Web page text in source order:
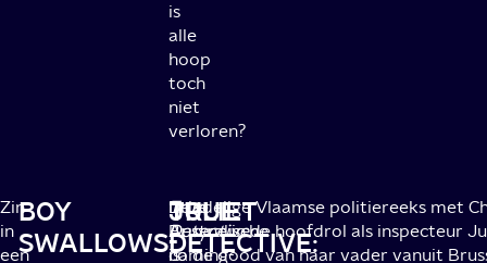
is
alle
hoop
toch
niet
verloren?
Zin
in
een
BOY
SWALLOWS
Deze
Australische
coming-
TRUE
DETECTIVE:
True
Detective
is
JULIET
-
Driedelige Vlaamse politiereeks met
Bruyne in de hoofdrol als inspecteur
na de dood van haar vader vanuit